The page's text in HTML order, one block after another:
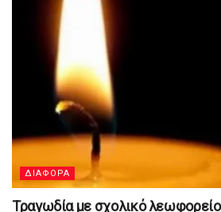
ΔΙΑΦΟΡΑ
Τραγωδία με σχολικό